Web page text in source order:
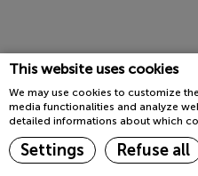
This website uses cookies
We may use cookies to customize
media functionalities and analyze
detailed informations about which
Settings Refuse all